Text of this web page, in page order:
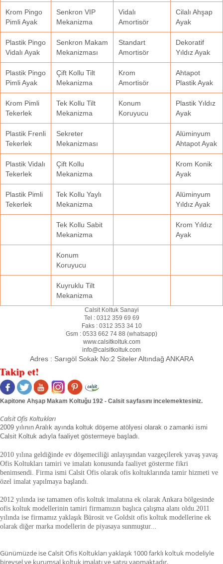
Krom Pingo
Pimli Ayak
Senkron VIP
Mekanizma
Vidalı
Amortisör
Cilalı Ahşap
Ayak
Plastik Pingo
Vidalı Ayak
Senkron Makam
Mekanizması
Standart
Amortisör
Dekoratif
Yıldız Ayak
Plastik Pingo
Pimli Ayak
Çift Kollu Tilt
Mekanizma
Krom
Amortisör
Ahtapot
Plastik Ayak
Krom Pimli
Tekerlek
Tek Kollu Tilt
Mekanizma
Konum
Koruyucu
Plastik Yıldız
Ayak
Plastik Frenli
Tekerlek
Sekreter
Mekanizması
Alüminyum
Ahtapot Ayak
Plastik Vidalı
Tekerlek
Çift Kollu
Mekanizma
Krom Konik
Ayak
Plastik Pimli
Tekerlek
Tek Kollu Yaylı
Mekanizma
Alüminyum
Yıldız Ayak
Tek Kollu Sabit
Mekanizma
Krom Yıldız
Ayak
Konum
Koruyucu
Kuyruklu Tilt
Mekanizma
Calsit Koltuk Sanayi
Tel : 0312 359 69 69
Faks : 0312 353 34 10
Gsm : 0533 662 74 88 (whatsapp)
www.calsitkoltuk.com
info@calsitkoltuk.com
Adres : Sarıgöl Sokak No:2 Siteler Altındağ ANKARA
Kapitone Ahşap Makam Koltuğu 192 - Calsit sayfasını incelemektesiniz.
Calsit Ofis Koltukları
2009 yılının Aralık ayında koltuk döşeme atölyesi olarak o zamanki ismi
Calsit Koltuk adıyla faaliyet göstermeye başladı.
2010 yılına geldiğinde ev döşemeciliği anlayışından vazgeçilerek yavaş yavaş
Ofis Koltukları tamiri ve imalatı konusunda faaliyet gösterme fikri
benimsendi. Firma ismi Calsit Ofis olarak ofis koltuklarında tamir hizmeti ve
özel imalat yapılmaya başlandı.
2012 yılında ise tamamen ofis koltuk imalatına ek olarak Ankara bölgesinde
ofis koltuk modellerinin tamiri firmamızın başlıca çalışma alanı oldu. 2011
yılında ise firmamız yaklaşık Bürosit ve Goldsit ofis koltuk modellerine ek
olarak diğer marka modellerin de piyasaya sunmuştur.
Günümüzde ise Calsit Ofis Koltukları yaklaşık 1000 farklı koltuk modeliyle
bireysel ve kurumsal koltuk imalatı ve satışı yapmaktadır.